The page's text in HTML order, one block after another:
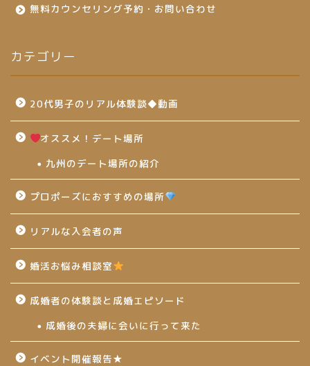
無料カウンセリング予約・お問い合わせ
カテゴリー
20代男子のリアル体験談◆動画
オススメ！デート場所
九州のデート場所の紹介
プロポーズにおすすめの場所
リアルな入会者の声
婚活お悩み相談室
成婚者の体験談と成婚エピソード
成婚後の夫婦に会いに行って来た
イベント開催報告★